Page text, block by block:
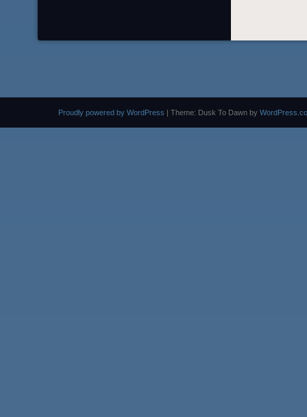
Proudly powered by WordPress | Theme: Dusk To Dawn by